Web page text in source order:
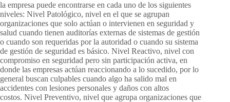
la empresa puede encontrarse en cada uno de los siguientes
niveles: Nivel Patológico, nivel en el que se agrupan
organizaciones que solo actúan o intervienen en seguridad y
salud cuando tienen auditorías externas de sistemas de gestión
o cuando son requeridas por la autoridad o cuando su sistema
de gestión de seguridad es básico. Nivel Reactivo, nivel con
compromiso en seguridad pero sin participación activa, en
donde las empresas actúan reaccionando a lo sucedido, por lo
general buscan culpables cuando algo ha salido mal en
accidentes con lesiones personales y daños con altos
costos. Nivel Preventivo, nivel que agrupa organizaciones que